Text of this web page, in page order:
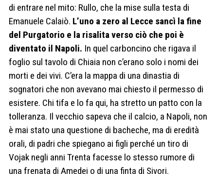
di entrare nel mito: Rullo, che la mise sulla testa di
Emanuele Calaiò. L’uno a zero al Lecce sancì la fine
del Purgatorio e la risalita verso ciò che poi è
diventato il Napoli. In quel carboncino che rigava il
foglio sul tavolo di Chiaia non c’erano solo i nomi dei
morti e dei vivi. C’era la mappa di una dinastia di
sognatori che non avevano mai chiesto il permesso di
esistere. Chi tifa e lo fa qui, ha stretto un patto con la
tolleranza. Il vecchio sapeva che il calcio, a Napoli, non
è mai stato una questione di bacheche, ma di eredità
orali, di padri che spiegano ai figli perché un tiro di
Vojak negli anni Trenta facesse lo stesso rumore di
una frenata di Amedei o di una finta di Sivori.